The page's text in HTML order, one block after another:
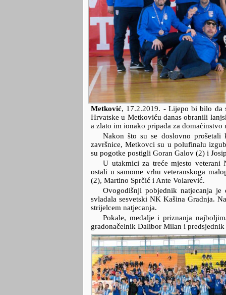
Metković, 17.2.2019. - Lijepo bi bilo da
Hrvatske u Metkoviću danas obranili
a zlato im ionako pripada za domaćinstvo
Nakon što su se doslovno
završnice, Metkovci su u polufinalu
su pogotke postigli Goran Galov (2) i
U utakmici za treće mjesto
ostali u samome vrhu veteranskoga
(2), Martino Sprčić i Ante Volarević.
Ovogodišnji pobjednik natjecanja
svladala sesvetski NK Kašina Gradnja.
strijelcem natjecanja.
Pokale, medalje i priznanja
gradonačelnik Dalibor Milan i